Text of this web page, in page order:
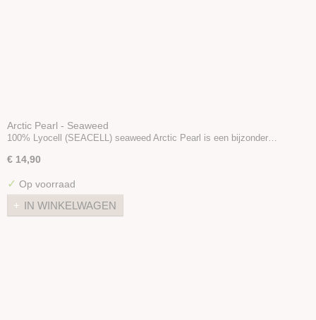
Arctic Pearl - Seaweed
100% Lyocell (SEACELL) seaweed Arctic Pearl is een bijzonder…
€ 14,90
✓ Op voorraad
IN WINKELWAGEN